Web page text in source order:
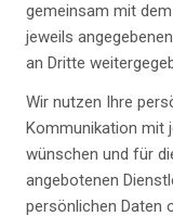
gemeinsam mit
jeweils
an Dritte
Wir nutzen Ihre
Kommunikation mit
wünschen und für
angebotenen
persönlichen Daten